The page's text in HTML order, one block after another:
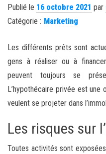
Publié le 16 octobre 2021 par
Catégorie : Marketing
Les différents prêts sont
gens à réaliser ou à
peuvent toujours se
L’hypothécaire privée est
veulent se projeter dans
Les risques sur
Toutes activités sont